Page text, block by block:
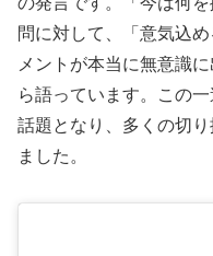
問に対して、「意気込
メントが本当に無意識
ら語っています。この
話題となり、多くの切
ました。